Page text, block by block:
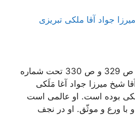
جواد آقا ملكى تبريزى
در «نقباء البشر» ج 1، ص 329 و ص 330 تحت شماره
آقا شيخ ميرزا جواد آغا مَلَكى
بوده است. او عالمى است
با ورع و موثّق. او در نجف